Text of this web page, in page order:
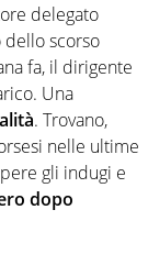
delegato
dello scorso
fa, il dirigente
Una
. Trovano,
nelle ultime
gli indugi e
dopo